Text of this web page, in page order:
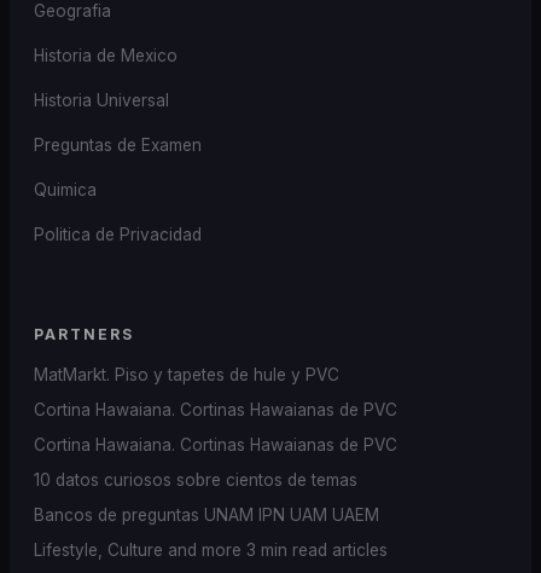
Geografia
Historia de Mexico
Historia Universal
Preguntas de Examen
Quimica
Politica de Privacidad
PARTNERS
MatMarkt. Piso y tapetes de hule y PVC
Cortina Hawaiana. Cortinas Hawaianas de PVC
Cortina Hawaiana. Cortinas Hawaianas de PVC
10 datos curiosos sobre cientos de temas
Bancos de preguntas UNAM IPN UAM UAEM
Lifestyle, Culture and more 3 min read articles